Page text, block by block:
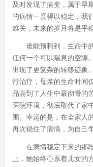
及时发现了病变，属于早
的病情一度得以稳定，我
难关，未来的岁月将是平
谁能预料到，生命中
任何一个可以喘息的空隙
出现了更复杂的转移迹象
行治疗，母亲的生命时间
品尝到了人生中最彻骨的
医院环境，彻底取代了家
围。幸运的是，在全家人
再次稳住了病情，为自己
在病情稳定下来的那
止，她始终心系着儿女的